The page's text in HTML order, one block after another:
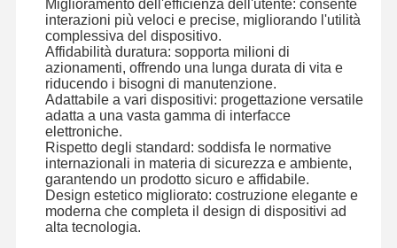
Chiedi Un
Preventivo
Commutatore di membrana su ordinazione
Commutatore di membrana industriale
Commutatore di membrana flessibile
Commutatore di membrana del PWB
Miglioramento dell'efficienza dell'utente: consente
interazioni più veloci e precise, migliorando l'utilità
complessiva del dispositivo.
Affidabilità duratura: sopporta milioni di
azionamenti, offrendo una lunga durata di vita e
riducendo i bisogni di manutenzione.
Adattabile a vari dispositivi: progettazione versatile
adatta a una vasta gamma di interfacce
elettroniche.
Rispetto degli standard: soddisfa le normative
internazionali in materia di sicurezza e ambiente,
garantendo un prodotto sicuro e affidabile.
Design estetico migliorato: costruzione elegante e
moderna che completa il design di dispositivi ad
alta tecnologia.